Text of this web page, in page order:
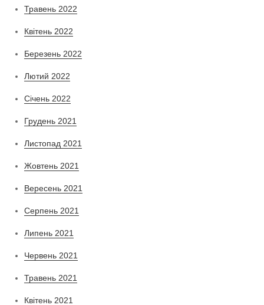
Травень 2022
Квітень 2022
Березень 2022
Лютий 2022
Січень 2022
Грудень 2021
Листопад 2021
Жовтень 2021
Вересень 2021
Серпень 2021
Липень 2021
Червень 2021
Травень 2021
Квітень 2021